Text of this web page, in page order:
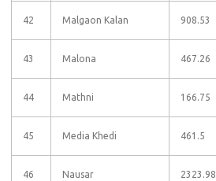
42 Malgaon Kalan 908.53
43 Malona 467.26
44 Mathni 166.75
45 Media Khedi 461.5
46 Nausar 2323.98